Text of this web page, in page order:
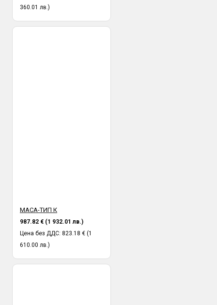
360.01 лв.)
МАСА-ТИП К
987.82 € (1 932.01 лв.)
Цена без ДДС: 823.18 € (1
610.00 лв.)